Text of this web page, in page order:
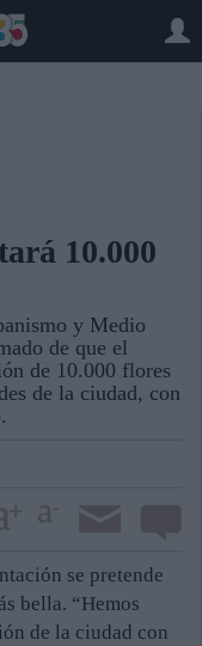
10.000
y Medio
de que el
de 10.000 flores
de la ciudad, con
se pretende
bella. “Hemos
de la ciudad con